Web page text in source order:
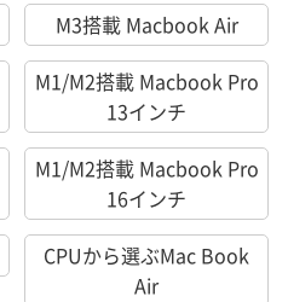
M3搭載 Macbook Air
M1/M2搭載 Macbook Pro
13インチ
M1/M2搭載 Macbook Pro
16インチ
CPUから選ぶMac Book
Air